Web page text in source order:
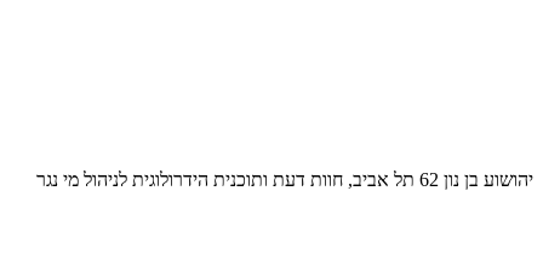
יהושוע בן נון 62 תל אביב, חוות דעת ותוכנית הידרולוגית לניהול מי נגר